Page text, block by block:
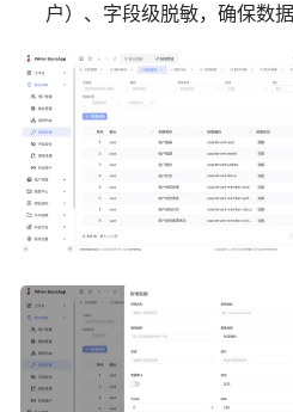
户）、字段级脱敏，确保数